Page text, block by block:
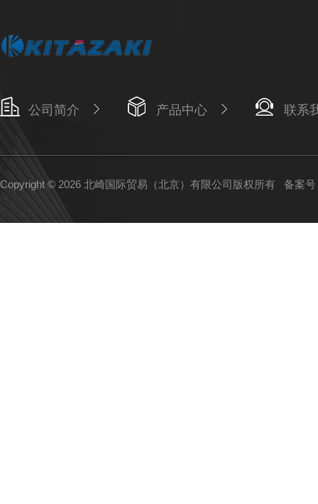
公司简介 产品中心 联系
Copyright © 2026 北崎国际贸易（北京）有限公司版权所有 备案号